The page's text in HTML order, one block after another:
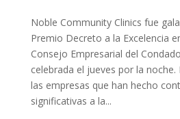
Noble Community Clinics fue
Premio Decreto a la Excelencia
Consejo Empresarial del
celebrada el jueves por la
las empresas que han hecho
significativas a la...